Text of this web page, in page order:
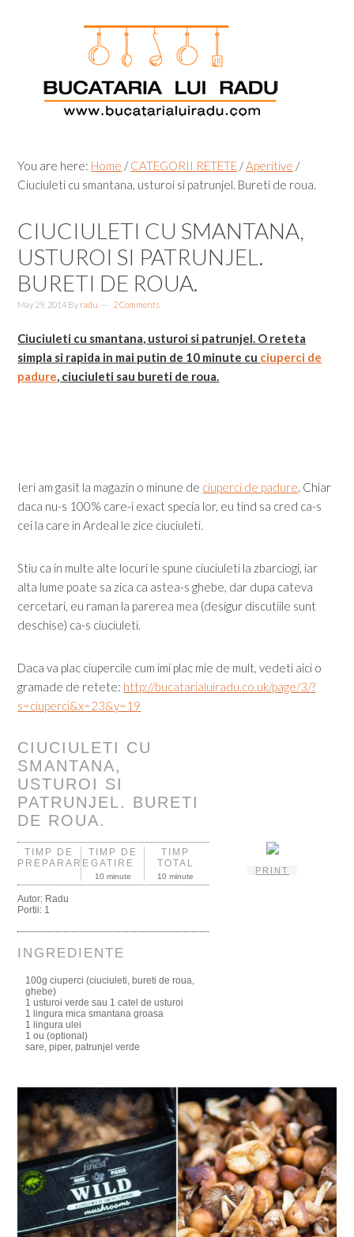
You are here: Home / CATEGORII RETETE /Aperitive /
Ciuciuleti cu smantana, usturoi si patrunjel. Bureti de roua.
CIUCIULETI CU SMANTANA,
USTUROI SI PATRUNJEL.
BURETI DE ROUA.
May 29, 2014 By radu 2 Comments
Ciuciuleti cu smantana, usturoi si patrunjel. O reteta
simpla si rapida in mai putin de 10 minute cu ciuperci de
padure, ciuciuleti sau bureti de roua.
Ieri am gasit la magazin o minune de ciuperci de padure. Chiar
daca nu-s 100% care-i exact specia lor, eu tind sa cred ca-s
cei la care in Ardeal le zice ciuciuleti.
Stiu ca in multe alte locuri le spune ciuciuleti la zbarciogi, iar
alta lume poate sa zica ca astea-s ghebe, dar dupa cateva
cercetari, eu raman la parerea mea (desigur discutiile sunt
deschise) ca-s ciuciuleti.
Daca va plac ciupercile cum imi plac mie de mult, vedeti aici o
gramade de retete: http://bucatarialuiradu.co.uk/page/3/?
s=ciuperci&x=23&y=19
CIUCIULETI CU
SMANTANA,
USTUROI SI
PATRUNJEL. BURETI
DE ROUA.
PRINT
TIMP DE
PREPARARE
TIMP DE
GATIRE
10 minute
TIMP
TOTAL
10 minute
Autor: Radu
Portii: 1
INGREDIENTE
100g ciuperci (ciuciuleti, bureti de roua,
ghebe)
1 usturoi verde sau 1 catel de usturoi
1 lingura mica smantana groasa
1 lingura ulei
1 ou (optional)
sare, piper, patrunjel verde